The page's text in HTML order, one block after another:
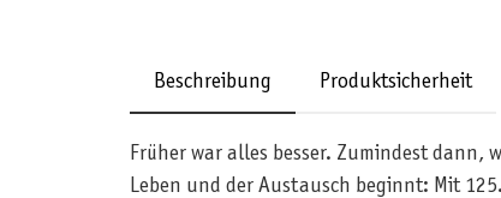
Beschreibung Produktsicherheit
Früher war alles besser. Zumindest
Leben und der Austausch beginnt: Mit